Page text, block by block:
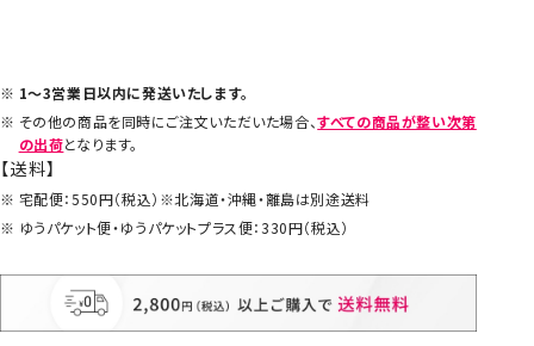
1～3営業日以内に発送いたします。
その他の商品を同時にご注文いただいた場合、すべての商品が整い次第
の出荷となります。
【送料】
宅配便：550円（税込）※北海道・沖縄・離島は別途送料
ゆうパケット便・ゆうパケットプラス便：330円（税込）